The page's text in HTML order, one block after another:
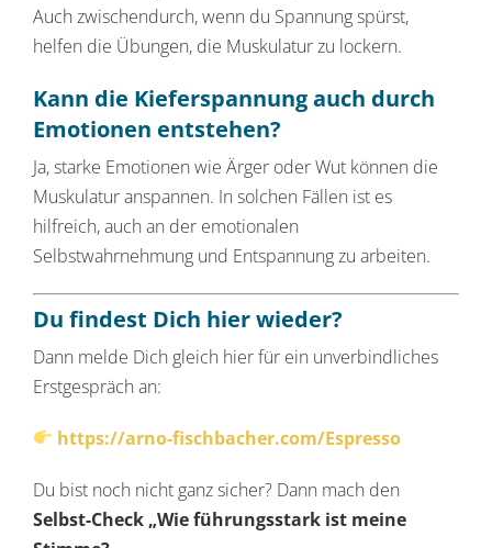
Auch zwischendurch, wenn du Spannung spürst,
helfen die Übungen, die Muskulatur zu lockern.
Kann die Kieferspannung auch durch
Emotionen entstehen?
Ja, starke Emotionen wie Ärger oder Wut können die
Muskulatur anspannen. In solchen Fällen ist es
hilfreich, auch an der emotionalen
Selbstwahrnehmung und Entspannung zu arbeiten.
Du findest Dich hier wieder?
Dann melde Dich gleich hier für ein unverbindliches
Erstgespräch an:
https://arno-fischbacher.com/Espresso
Du bist noch nicht ganz sicher? Dann mach den
Selbst-Check „Wie führungsstark ist meine